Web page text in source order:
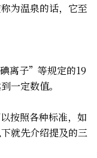
为温泉的话，它至
子”等规定的19
一定数值。
按照各种标准，如
就先介绍提及的三